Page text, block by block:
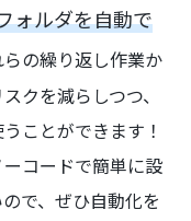
ォルダを自動で
の繰り返し作業か
クを減らしつつ、
ことができます！
コードで簡単に設
で、ぜひ自動化を